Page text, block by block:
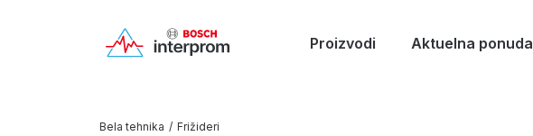
Proizvodi Aktuelna ponuda
Bela tehnika / Frižideri